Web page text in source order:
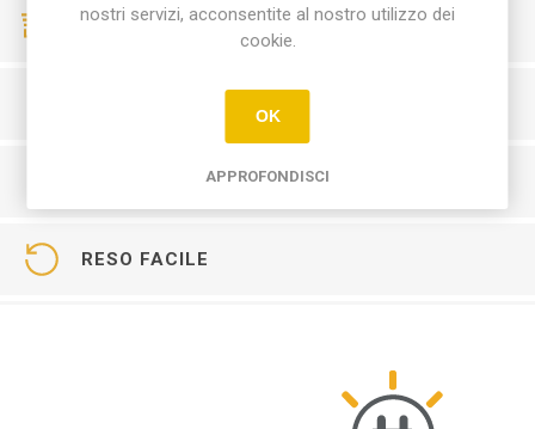
CONSEGNE VELOCI
SERVIZIO CLIENTI
RESO FACILE
nostri servizi, acconsentite al nostro utilizzo dei
cookie.
OK
APPROFONDISCI